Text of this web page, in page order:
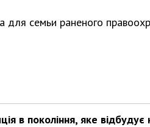
для семьи раненого
в покоління, яке відбудує